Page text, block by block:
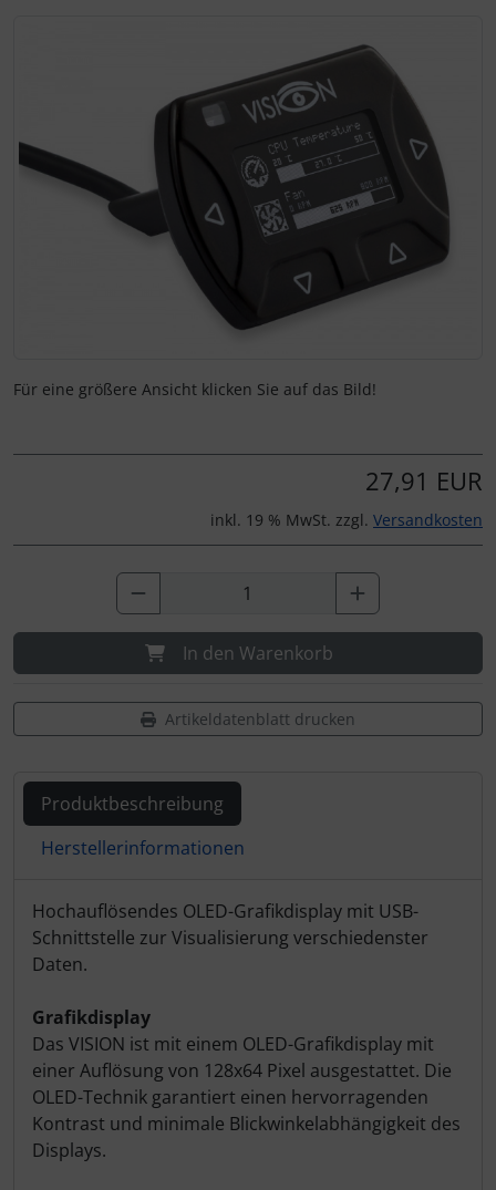
Für eine größere Ansicht klicken Sie auf das Bild!
27,91 EUR
inkl. 19 % MwSt. zzgl. Versandkosten
In den Warenkorb
Artikeldatenblatt drucken
Produktbeschreibung
Herstellerinformationen
Produktbeschreibung
Hochauflösendes OLED-Grafikdisplay mit USB-
Schnittstelle zur Visualisierung verschiedenster
Daten.
Grafikdisplay
Das VISION ist mit einem OLED-Grafikdisplay mit
einer Auflösung von 128x64 Pixel ausgestattet. Die
OLED-Technik garantiert einen hervorragenden
Kontrast und minimale Blickwinkelabhängigkeit des
Displays.